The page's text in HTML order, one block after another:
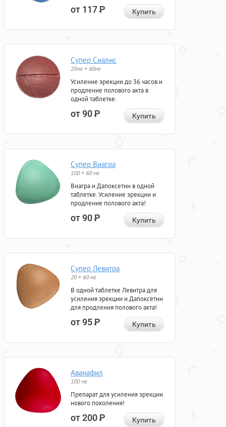
от 117Р Купить
Супер Сиалис
20мг + 60мг
Усиление эрекции до 36 часов и
продление полового акта в
одной таблетке.
от 90Р Купить
Супер Виагра
100 + 60 мг
Виагра и Дапоксетин в одной
таблетке. Усиление эрекции и
продление полового акта!
от 90Р Купить
Супер Левитра
20 + 60 мг
В одной таблетке Левитра для
усиления эрекции и Дапоксетин
для продления полового акта!
от 95Р Купить
Аванафил
100 мг
Препарат для усиления эрекции
нового поколения!
от 200Р Купить